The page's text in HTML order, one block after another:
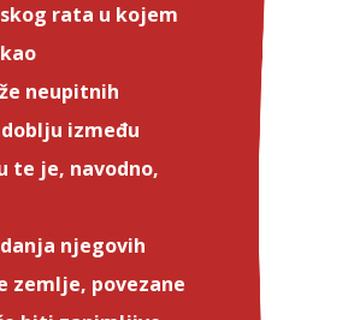
rata u kojem
neupitnih
između
te je, navodno,
njegovih
zemlje, povezane